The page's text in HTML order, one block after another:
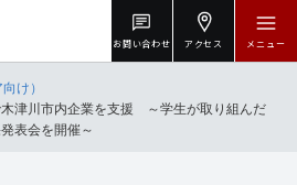
お問い合わせ アクセス メニュー
け）
津川市内企業を支援 ～学生が取り組んだ
表会を開催～